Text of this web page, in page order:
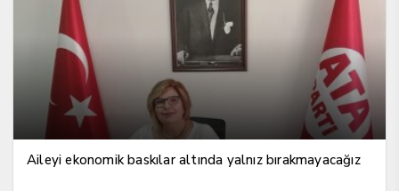
Aileyi ekonomik baskılar altında yalnız bırakmayacağız